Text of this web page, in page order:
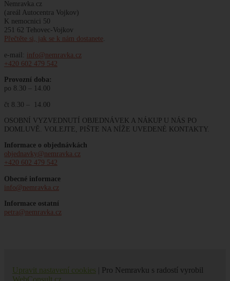
Nemravka.cz
(areál Autocentra Vojkov)
K nemocnici 50
251 62 Tehovec-Vojkov
Přečtěte si, jak se k nám dostanete.
e-mail: info@nemravka.cz
+420 602 479 542
Provozní doba:
po 8.30 – 14.00
čt 8.30 – 14.00
OSOBNÍ VYZVEDNUTÍ OBJEDNÁVEK A NÁKUP U NÁS PO
DOMLUVĚ. VOLEJTE, PIŠTE NA NÍŽE UVEDENÉ KONTAKTY.
Informace o objednávkách
objednavky@nemravka.cz
+420 602 479 542
Obecné informace
info@nemravka.cz
Informace ostatní
petra@nemravka.cz
Upravit nastavení cookies | Pro Nemravku s radostí vyrobil
WebConsult.cz